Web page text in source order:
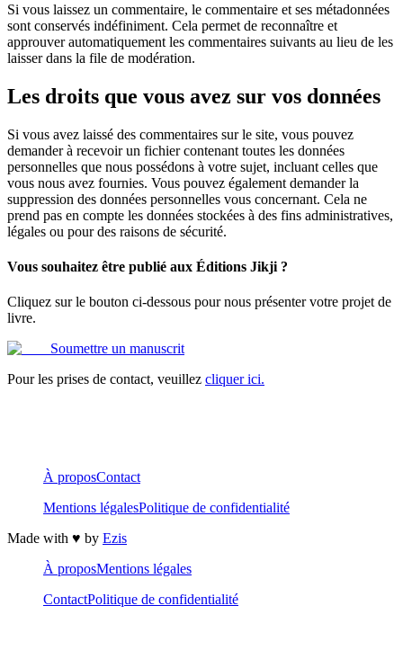
Si vous laissez un commentaire, le commentaire et ses métadonnées
sont conservés indéfiniment. Cela permet de reconnaître et
approuver automatiquement les commentaires suivants au lieu de les
laisser dans la file de modération.
Les droits que vous avez sur vos données
Si vous avez laissé des commentaires sur le site, vous pouvez
demander à recevoir un fichier contenant toutes les données
personnelles que nous possédons à votre sujet, incluant celles que
vous nous avez fournies. Vous pouvez également demander la
suppression des données personnelles vous concernant. Cela ne
prend pas en compte les données stockées à des fins administratives,
légales ou pour des raisons de sécurité.
Vous souhaitez être publié aux Éditions Jikji ?
Cliquez sur le bouton ci-dessous pour nous présenter votre projet de
livre.
Soumettre un manuscrit
Pour les prises de contact, veuillez cliquer ici.
À proposContact
Mentions légalesPolitique de confidentialité
Made with ♥️ by Ezis
À proposMentions légales
ContactPolitique de confidentialité